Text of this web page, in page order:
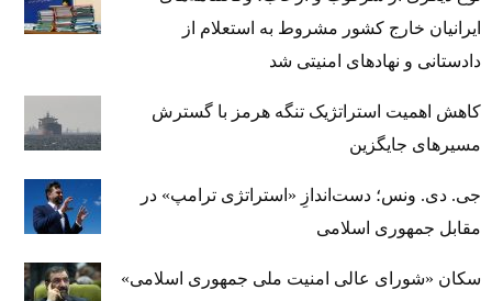
ایرانیان خارج کشور مشروط به استعلام از
دادستانی و نهادهای امنیتی شد
کاهش اهمیت استراتژیک تنگه‌ هرمز با گسترش
مسیرهای جایگزین
جی‌. دی. ونس؛ دست‌اندازِ «استراتژی ترامپ» در
مقابل جمهوری اسلامی
سکان «شورای عالی امنیت ملی جمهوری اسلامی»